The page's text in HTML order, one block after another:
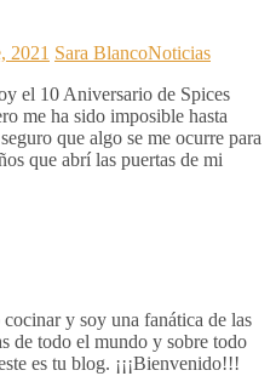
2021 Sara BlancoNoticias
el 10 Aniversario de Spices
me ha sido imposible hasta
que algo se me ocurre para
que abrí las puertas de mi
y soy una fanática de las
de todo el mundo y sobre todo
es tu blog. ¡¡¡Bienvenido!!!